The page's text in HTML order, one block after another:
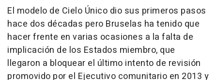
El modelo de Cielo Único dio sus primeros pasos
hace dos décadas pero Bruselas ha tenido que
hacer frente en varias ocasiones a la falta de
implicación de los Estados miembro, que
llegaron a bloquear el último intento de revisión
promovido por el Ejecutivo comunitario en 2013 y